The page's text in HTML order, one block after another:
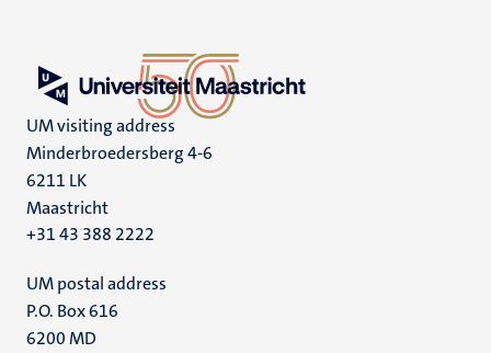
UM visiting address
Minderbroedersberg 4-6
6211 LK
Maastricht
+31 43 388 2222
UM postal address
P.O. Box 616
6200 MD